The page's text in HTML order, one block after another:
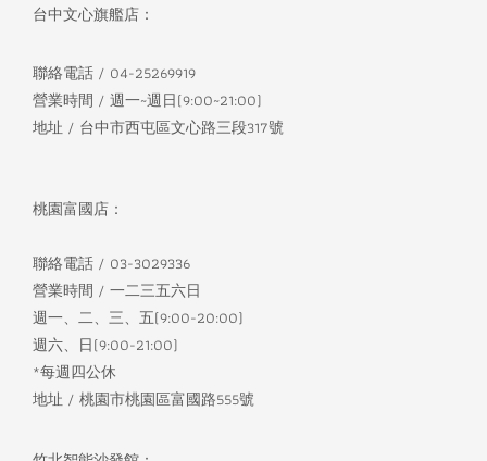
台中文心旗艦店：
聯絡電話 / 04-25269919
營業時間 / 週一~週日(9:00~21:00)
地址 / 台中市西屯區文心路三段317號
桃園富國店：
聯絡電話 / 03-3029336
營業時間 / 一二三五六日
週一、二、三、五(9:00-20:00)
週六、日(9:00-21:00)
*每週四公休
地址 / 桃園市桃園區富國路555號